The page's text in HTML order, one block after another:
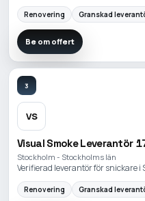
Renovering Granskad
Be om offert
3
VS
Visual Smoke Leverantör
Stockholm - Stockholms län
Verifierad leverantör för snickare i
Renovering Granskad